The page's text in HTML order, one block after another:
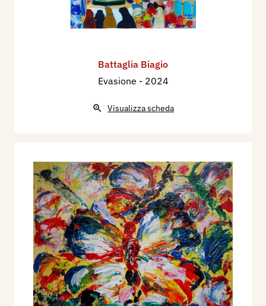
Battaglia Biagio
Evasione - 2024
Visualizza scheda